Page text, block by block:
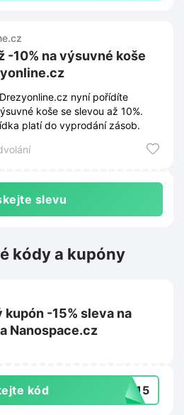
-10% na výsuvné koše
nyní pořídíte
koše se slevou až 10%.
platí do vyprodání zásob.
slevu
kódy a kupóny
kupón -15% sleva na
Nanospace.cz
kód 9015